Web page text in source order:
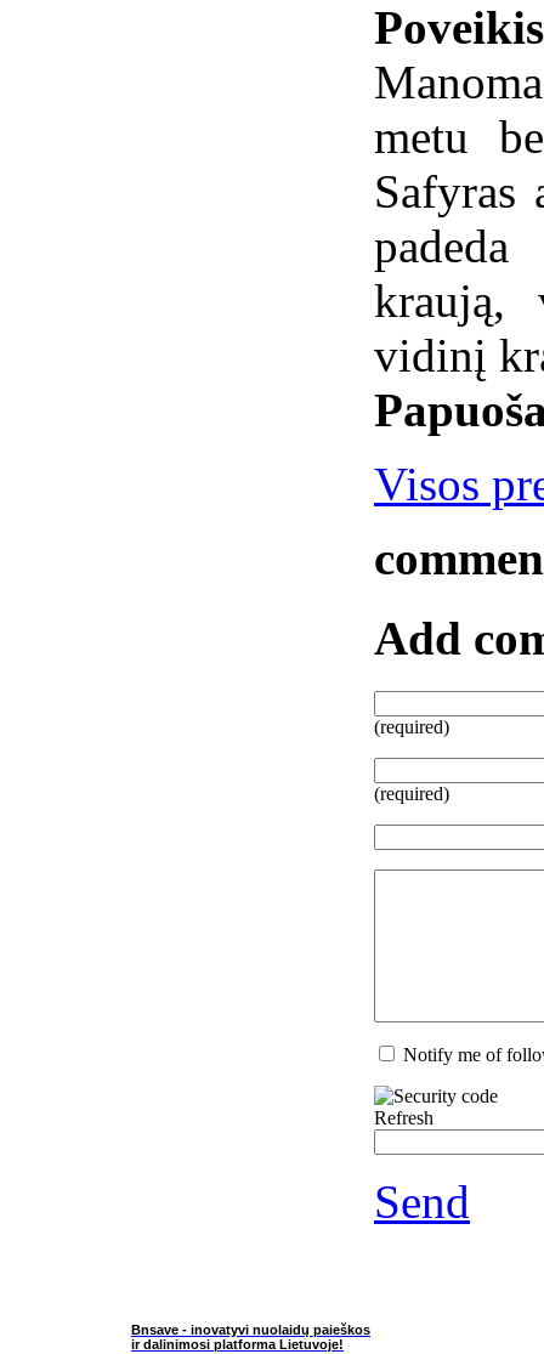
metu
Safyras
kraują,
vidinį
Visos
Add
(required)
(required)
Notify me of
Refresh
Send
Bnsave - inovatyvi nuolaidų paieškos
ir dalinimosi platforma Lietuvoje!